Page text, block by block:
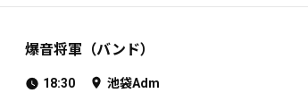
爆音将軍（バンド）
18:30 池袋Adm